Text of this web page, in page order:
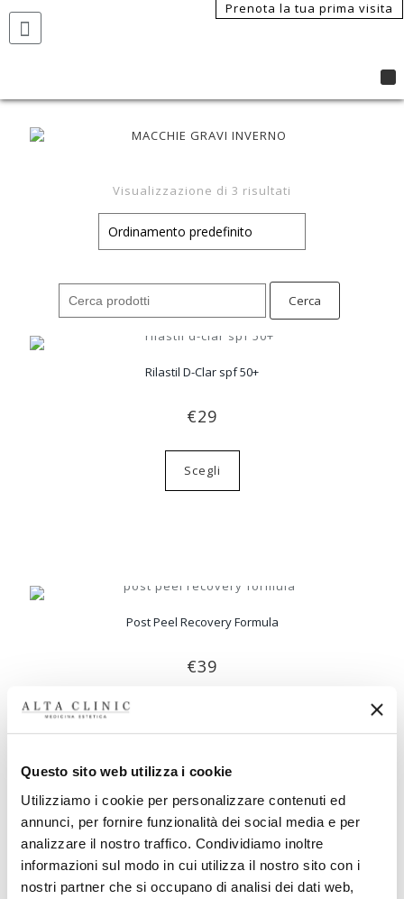
Questo sito web utilizza i cookie
Utilizziamo i cookie per personalizzare contenuti ed
annunci, per fornire funzionalità dei social media e per
analizzare il nostro traffico. Condividiamo inoltre
informazioni sul modo in cui utilizza il nostro sito con i
nostri partner che si occupano di analisi dei dati web,
Prenota la tua prima visita
Visualizzazione di 3 risultati
for:
Rilastil D-Clar spf 50+
€29
Scegli
Post Peel Recovery Formula
€39
Decortil C